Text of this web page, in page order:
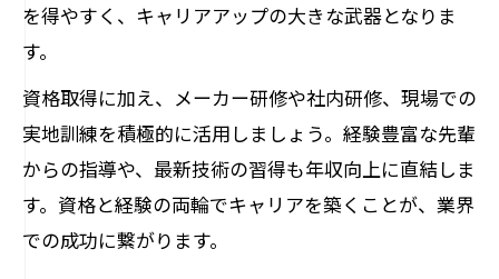
を得やすく、キャリアアップの大きな武器となりま
す。
資格取得に加え、メーカー研修や社内研修、現場での
実地訓練を積極的に活用しましょう。経験豊富な先輩
からの指導や、最新技術の習得も年収向上に直結しま
す。資格と経験の両輪でキャリアを築くことが、業界
での成功に繋がります。